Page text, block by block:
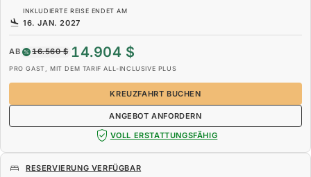
INKLUDIERTE REISE ENDET AM
16. JAN. 2027
AB 16.560 $ 14.904 $
PRO GAST, MIT DEM TARIF ALL-INCLUSIVE PLUS
KREUZFAHRT BUCHEN
ANGEBOT ANFORDERN
VOLL ERSTATTUNGSFÄHIG
RESERVIERUNG VERFÜGBAR